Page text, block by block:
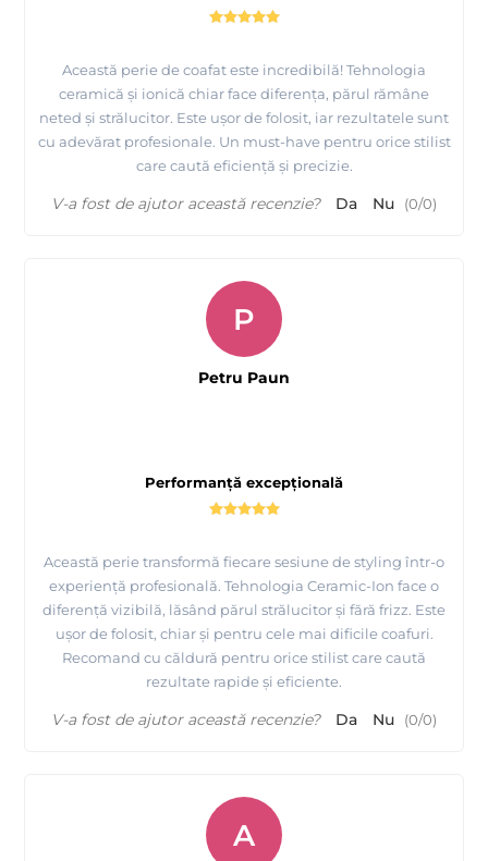
Această perie de coafat este incredibilă! Tehnologia
ceramică și ionică chiar face diferența, părul rămâne
neted și strălucitor. Este ușor de folosit, iar rezultatele sunt
cu adevărat profesionale. Un must-have pentru orice stilist
care caută eficiență și precizie.
V-a fost de ajutor această recenzie? Da Nu (0/0)
Performanță excepțională
Această perie transformă fiecare sesiune de styling într-o
experiență profesională. Tehnologia Ceramic-Ion face o
diferență vizibilă, lăsând părul strălucitor și fără frizz. Este
ușor de folosit, chiar și pentru cele mai dificile coafuri.
Recomand cu căldură pentru orice stilist care caută
rezultate rapide și eficiente.
P
Petru Paun
V-a fost de ajutor această recenzie? Da Nu (0/0)
A